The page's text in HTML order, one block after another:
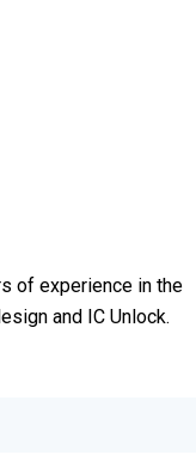
of experience in the
and IC Unlock.